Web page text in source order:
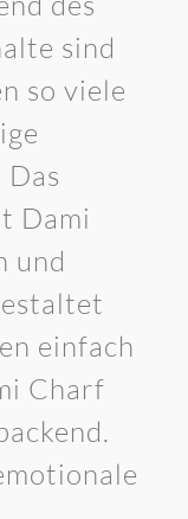
sind
so viele
Das
Dami
und
einfach
Charf